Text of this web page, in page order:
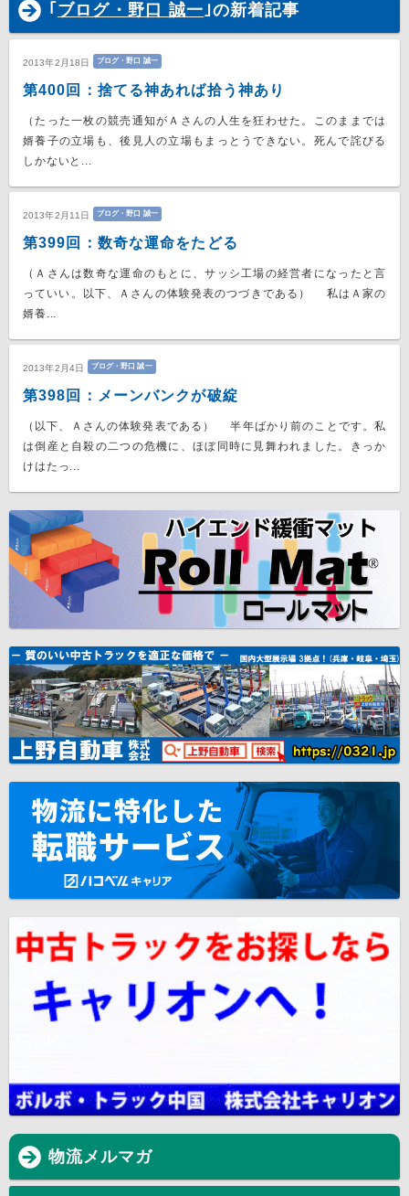
｢ ブログ・野口 誠一｣の新着記事
2013年2月18日 ブログ・野口 誠一
第400回：捨てる神あれば拾う神あり
（たった一枚の競売通知がＡさんの人生を狂わせた。このままでは
婿養子の立場も、後見人の立場もまっとうできない。死んで詫びる
しかないと...
2013年2月11日 ブログ・野口 誠一
第399回：数奇な運命をたどる
（Ａさんは数奇な運命のもとに、サッシ工場の経営者になったと言
っていい。以下、Ａさんの体験発表のつづきである） 私はＡ家の
婿養...
2013年2月4日 ブログ・野口 誠一
第398回：メーンバンクが破綻
（以下、Ａさんの体験発表である） 半年ばかり前のことです。私
は倒産と自殺の二つの危機に、ほぼ同時に見舞われました。きっか
けはたっ...
物流メルマガ